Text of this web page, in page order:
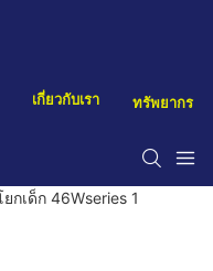
เกี่ยวกับเรา ทรัพยากร